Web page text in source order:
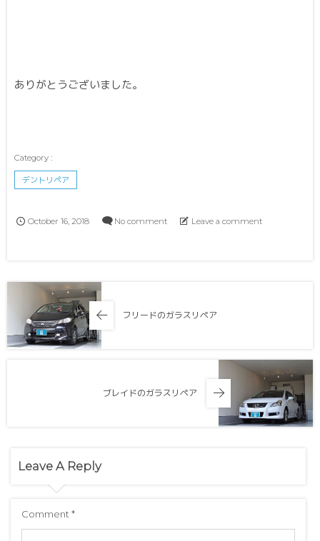
ありがとうございました。
デントリペア
October 16,2018 No comment Leave a comment
フリードのガラスリペア
ブレイドのガラスリペア
Leave A Reply
Comment*